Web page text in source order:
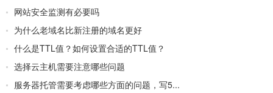
网站安全监测有必要吗
为什么老域名比新注册的域名更好
什么是TTL值？如何设置合适的TTL值？
选择云主机需要注意哪些问题
服务器托管需要考虑哪些方面的问题，写5...